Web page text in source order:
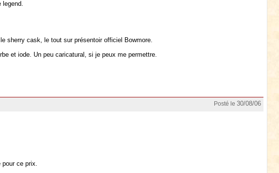
legend.
sherry cask, le tout sur présentoir officiel Bowmore.
et iode. Un peu caricatural, si je peux me permettre.
Posté le 30/08/06
ce prix.